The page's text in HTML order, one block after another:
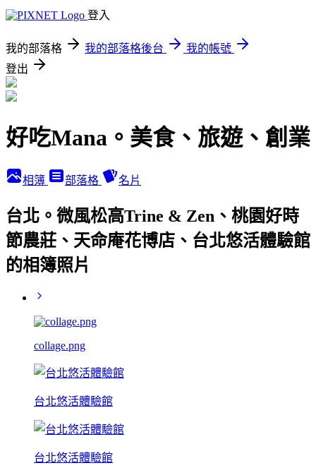
登入
我的部落格 我的部落格後台
我的帳號
登出
好吃Mana。美食、旅遊、創業
相簿 部落格 名片
台北。微風松高Trine & Zen、桃園好時
節農莊、天命庵花博店、台北悠活體驗館
的相簿照片
collage.png
台北悠活體驗館
台北悠活體驗館